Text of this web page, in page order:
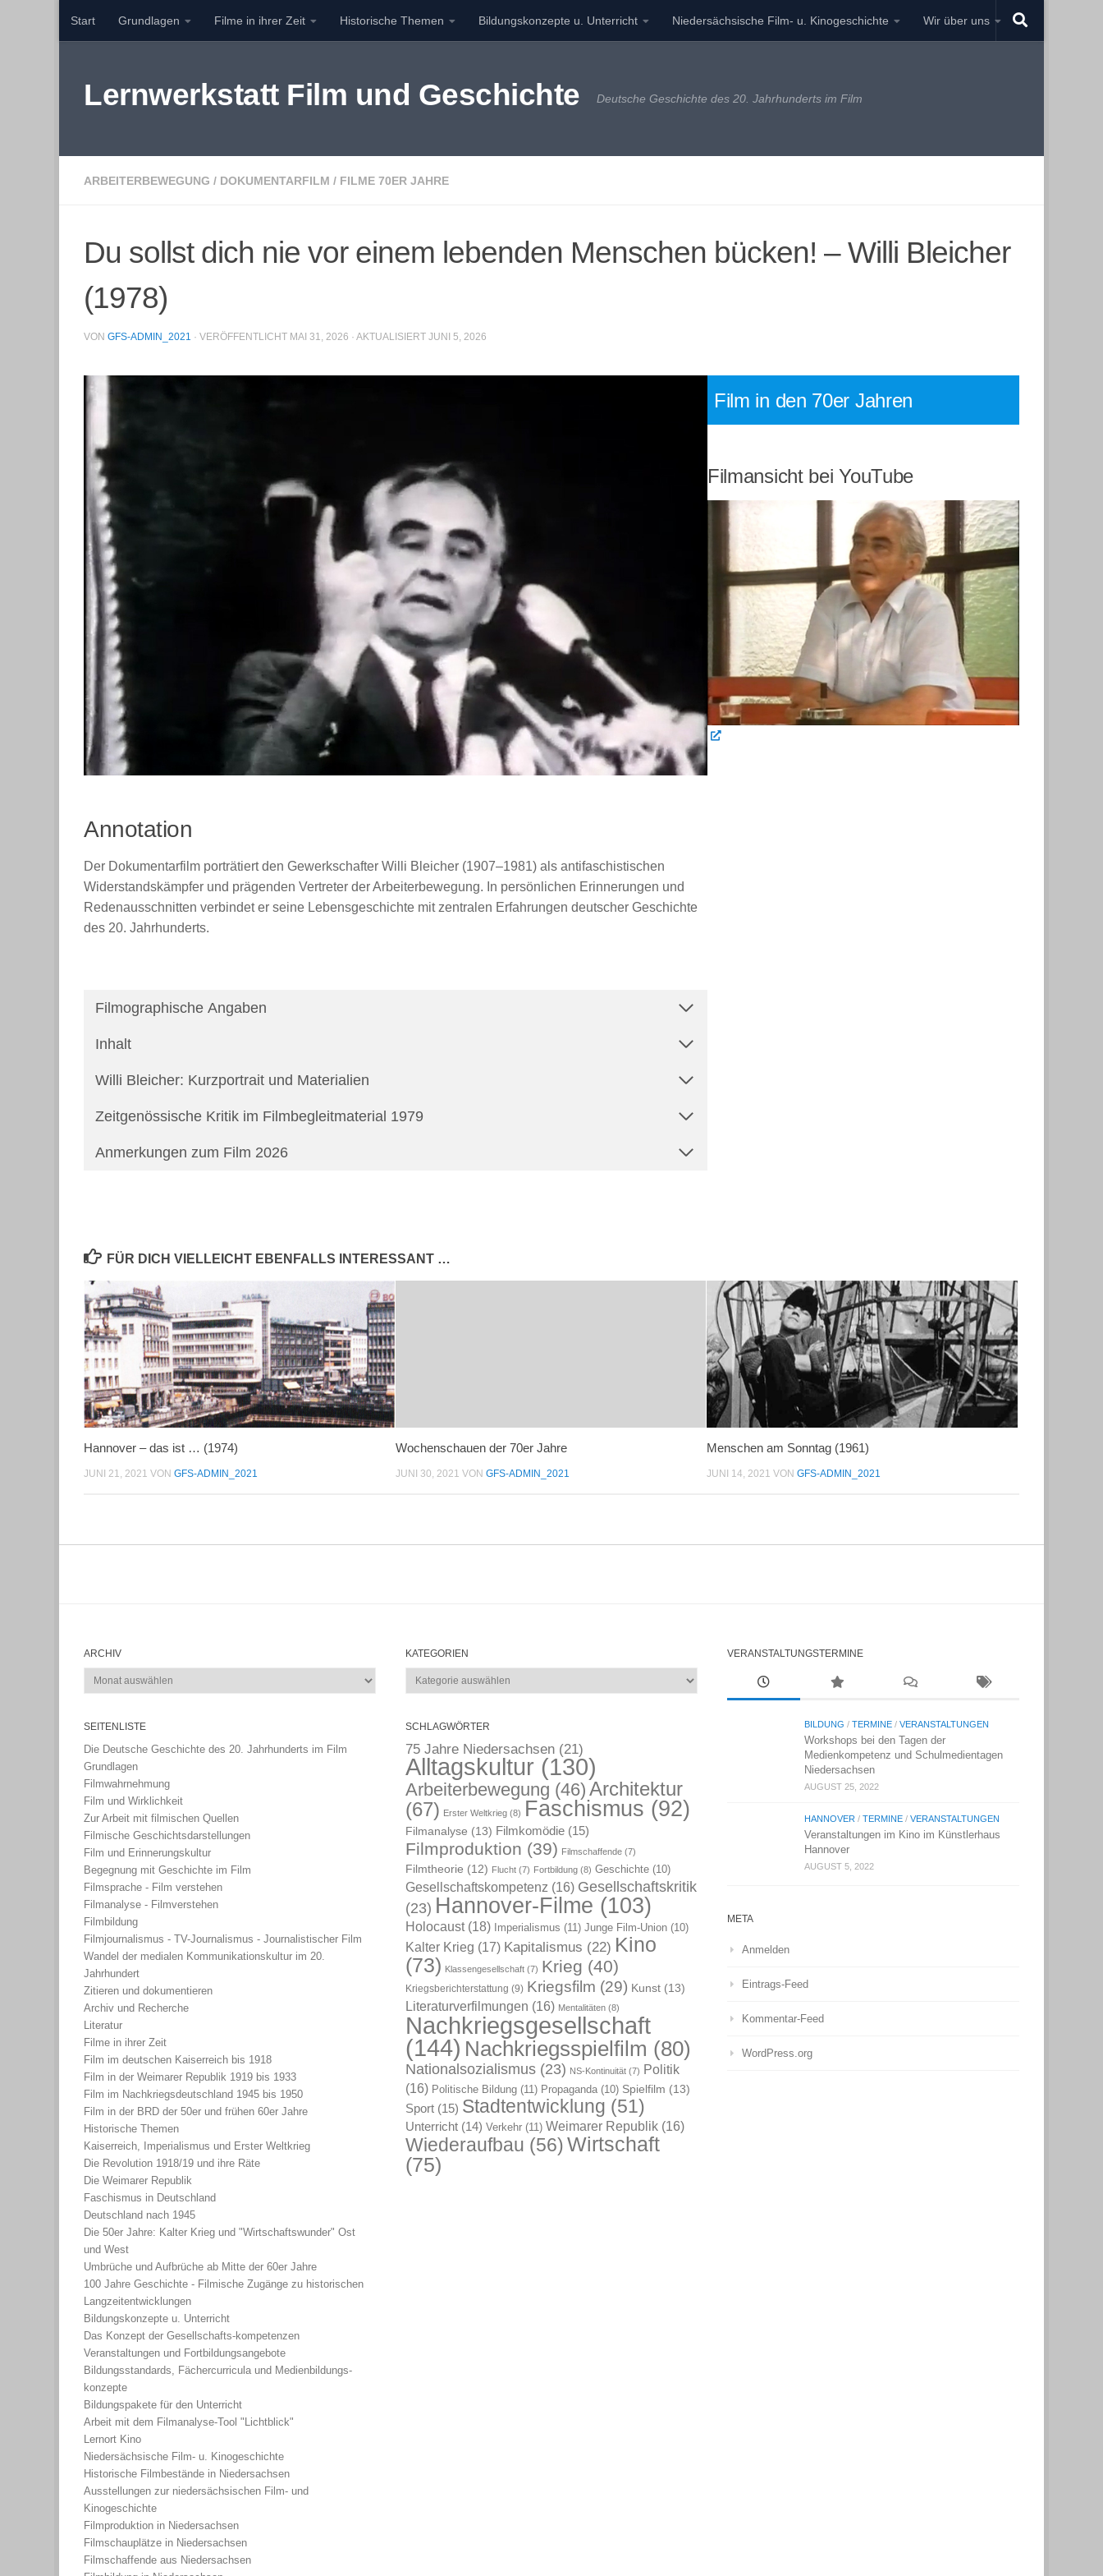
Zum Inhalt springen
Start Grundlagen Filme in ihrer Zeit Historische Themen Bildungskonzepte u. Unterricht Niedersächsische Film- u. Kinogeschichte Wir über uns
Lernwerkstatt Film und Geschichte Deutsche Geschichte des 20. Jahrhunderts im Film
ARBEITERBEWEGUNG / DOKUMENTARFILM / FILME 70ER JAHRE
Du sollst dich nie vor einem lebenden Menschen bücken! – Willi Bleicher
(1978)
VON GFS-ADMIN_2021 · VERÖFFENTLICHT MAI 31, 2026 · AKTUALISIERT JUNI 5, 2026
Annotation
Der Dokumentarfilm porträtiert den Gewerkschafter Willi Bleicher (1907–1981) als antifaschistischen
Widerstandskämpfer und prägenden Vertreter der Arbeiterbewegung. In persönlichen Erinnerungen und
Redenausschnitten verbindet er seine Lebensgeschichte mit zentralen Erfahrungen deutscher Geschichte
des 20. Jahrhunderts.
Filmographische Angaben
Inhalt
Willi Bleicher: Kurzportrait und Materialien
Zeitgenössische Kritik im Filmbegleitmaterial 1979
Anmerkungen zum Film 2026
Film in den 70er Jahren
Filmansicht bei YouTube
FÜR DICH VIELLEICHT EBENFALLS INTERESSANT …
Hannover – das ist … (1974)
JUNI 21, 2021 VON GFS-ADMIN_2021
Wochenschauen der 70er Jahre
JUNI 30, 2021 VON GFS-ADMIN_2021
Menschen am Sonntag (1961)
JUNI 14, 2021 VONGFS-ADMIN_2021
ARCHIV
Archiv
SEITENLISTE
Die Deutsche Geschichte des 20. Jahrhunderts im Film
Grundlagen
Filmwahrnehmung
Film und Wirklichkeit
Zur Arbeit mit filmischen Quellen
Filmische Geschichtsdarstellungen
Film und Erinnerungskultur
Begegnung mit Geschichte im Film
Filmsprache - Film verstehen
Filmanalyse - Filmverstehen
Filmbildung
Filmjournalismus - TV-Journalismus - Journalistischer Film
Wandel der medialen Kommunikationskultur im 20.
Jahrhundert
Zitieren und dokumentieren
Archiv und Recherche
Literatur
Filme in ihrer Zeit
Film im deutschen Kaiserreich bis 1918
Film in der Weimarer Republik 1919 bis 1933
Film im Nachkriegsdeutschland 1945 bis 1950
Film in der BRD der 50er und frühen 60er Jahre
Historische Themen
Kaiserreich, Imperialismus und Erster Weltkrieg
Die Revolution 1918/19 und ihre Räte
Die Weimarer Republik
Faschismus in Deutschland
Deutschland nach 1945
Die 50er Jahre: Kalter Krieg und "Wirtschaftswunder" Ost
und West
Umbrüche und Aufbrüche ab Mitte der 60er Jahre
100 Jahre Geschichte - Filmische Zugänge zu historischen
Langzeitentwicklungen
Bildungskonzepte u. Unterricht
Das Konzept der Gesellschafts-kompetenzen
Veranstaltungen und Fortbildungsangebote
Bildungsstandards, Fächercurricula und Medienbildungs-
konzepte
Bildungspakete für den Unterricht
Arbeit mit dem Filmanalyse-Tool "Lichtblick"
Lernort Kino
Niedersächsische Film- u. Kinogeschichte
Historische Filmbestände in Niedersachsen
Ausstellungen zur niedersächsischen Film- und
Kinogeschichte
Filmproduktion in Niedersachsen
Filmschauplätze in Niedersachsen
Filmschaffende aus Niedersachsen
KATEGORIEN
Kategorien
SCHLAGWÖRTER
75 Jahre Niedersachsen (21)
Alltagskultur (130)
Arbeiterbewegung (46) Architektur
(67) Erster Weltkrieg (8) Faschismus (92)
Filmanalyse (13) Filmkomödie (15)
Filmproduktion (39) Filmschaffende (7)
Filmtheorie (12) Flucht (7) Fortbildung (8) Geschichte (10)
Gesellschaftskompetenz (16) Gesellschaftskritik
(23) Hannover-Filme (103)
Holocaust(18) Imperialismus (11) Junge Film-Union (10)
Kalter Krieg (17) Kapitalismus (22) Kino
(73) Klassengesellschaft (7) Krieg (40)
Kriegsberichterstattung (9) Kriegsfilm (29) Kunst (13)
Literaturverfilmungen (16) Mentalitäten (8)
Nachkriegsgesellschaft
(144) Nachkriegsspielfilm (80)
Nationalsozialismus (23) NS-Kontinuität (7) Politik
(16) Politische Bildung (11) Propaganda (10) Spielfilm (13)
Sport (15) Stadtentwicklung (51)
Unterricht (14) Verkehr (11) Weimarer Republik (16)
Wiederaufbau (56)Wirtschaft
(75)
VERANSTALTUNGSTERMINE
BILDUNG /TERMINE /VERANSTALTUNGEN
Workshops bei den Tagen der
Medienkompetenz und Schulmedientagen
Niedersachsen
AUGUST 25, 2022
HANNOVER /TERMINE /VERANSTALTUNGEN
Veranstaltungen im Kino im Künstlerhaus
Hannover
AUGUST 5, 2022
META
Anmelden
Eintrags-Feed
Kommentar-Feed
WordPress.org